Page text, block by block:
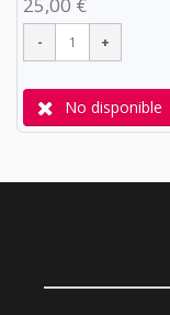
No disponible